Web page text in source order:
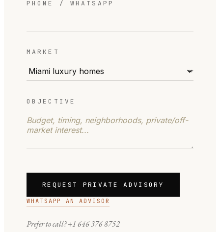
PHONE / WHATSAPP
MARKET
OBJECTIVE
REQUEST PRIVATE ADVISORY
WHATSAPP AN ADVISOR
Prefer to call?+1 646 376 8752